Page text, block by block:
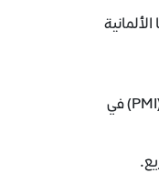
projectmanagement.com، وهي متطوعة نشطة في فرع معهد إدارة المشاريع (PMI) في فرنسا، وفرع معهد إدارة المشاريع (PMI) في